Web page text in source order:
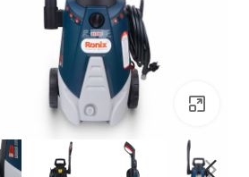
بزرگنمایی تصویر